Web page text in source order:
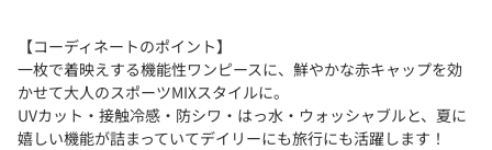
【コーディネートのポイント】
一枚で着映えする機能性ワンピースに、鮮やかな赤キャップを効
かせて大人のスポーツMIXスタイルに。
UVカット・接触冷感・防シワ・はっ水・ウォッシャブルと、夏に
嬉しい機能が詰まっていてデイリーにも旅行にも活躍します！